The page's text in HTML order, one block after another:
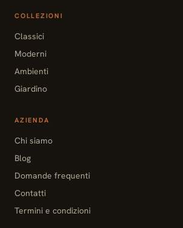
COLLEZIONI
Classici
Moderni
Ambienti
Giardino
AZIENDA
Chi siamo
Blog
Domande frequenti
Contatti
Termini e condizioni